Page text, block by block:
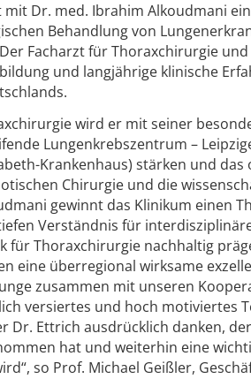
Dr. med. Ibrahim Alkoudmani
Behandlung von
Facharzt für Thoraxchirurgie
und langjährige klinische
wird er mit seiner
Lungenkrebszentrum –
Krankenhaus) stärken und
Chirurgie und die
gewinnt das Klinikum einen
Verständnis für
für Thoraxchirurgie nachhaltig
eine überregional wirksame
zusammen mit unseren
versiertes und hoch motiviertes
Dr. Ettrich ausdrücklich danken,
hat und weiterhin eine
so Prof. Michael Geißler,